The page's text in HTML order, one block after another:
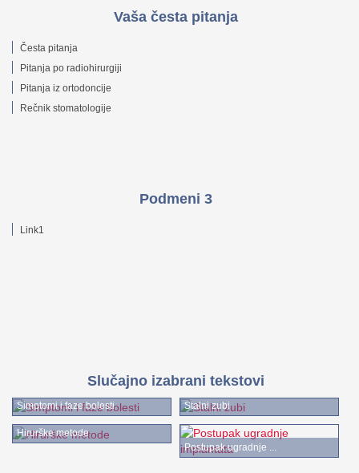
Vaša česta pitanja
Česta pitanja
Pitanja po radiohirurgiji
Pitanja iz ortodoncije
Rečnik stomatologije
Podmeni 3
Link1
Slučajno izabrani tekstovi
Simptomi i faze bolesti Stalni zubi
Hirurške metode
Postupak ugradnje ...